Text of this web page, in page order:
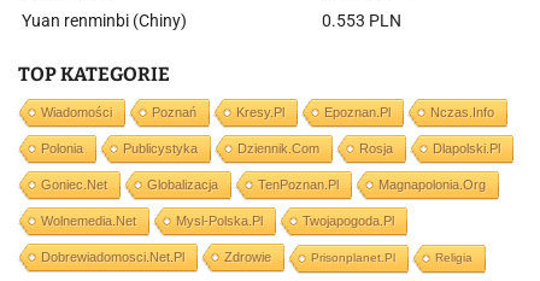
Yuan renminbi (Chiny)
0.553 PLN
TOP KATEGORIE
Wiadomości Poznań Kresy.pl Epoznan.pl Nczas.info
Polonia Publicystyka Dziennik.com Rosja Dlapolski.pl
Goniec.net Globalizacja TenPoznan.pl Magnapolonia.org
Wolnemedia.net Mysl-Polska.pl Twojapogoda.pl
Dobrewiadomosci.net.pl Zdrowie Prisonplanet.pl Religia